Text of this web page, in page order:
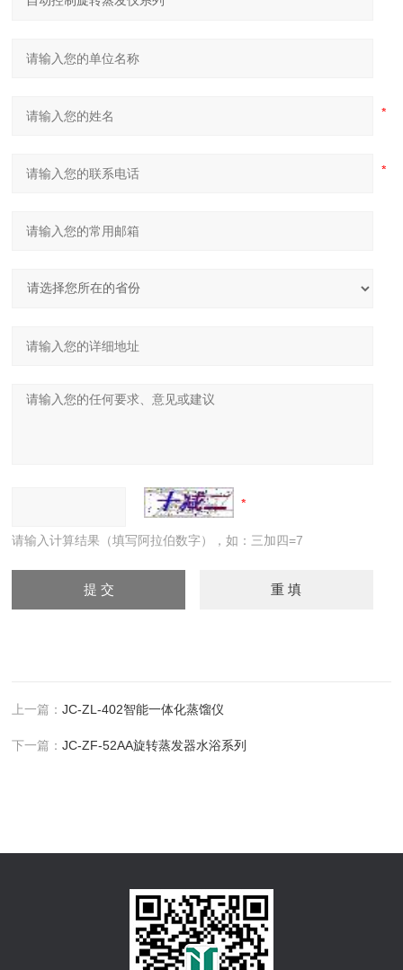
请输入计算结果（填写阿拉伯数字），如：三加四=7
上一篇：JC-ZL-402智能一体化蒸馏仪
下一篇：JC-ZF-52AA旋转蒸发器水浴系列